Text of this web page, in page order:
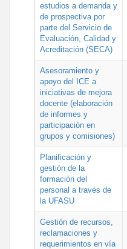
estudios a demanda y
de prospectiva por
parte del Servicio de
Evaluación, Calidad y
Acreditación (SECA)
Asesoramiento y
apoyo del ICE a
iniciativas de mejora
docente (elaboración
de informes y
participación en
grupos y comisiones)
Planificación y
gestión de la
formación del
personal a través de
la UFASU
Gestión de recursos,
reclamaciones y
requerimientos en vía